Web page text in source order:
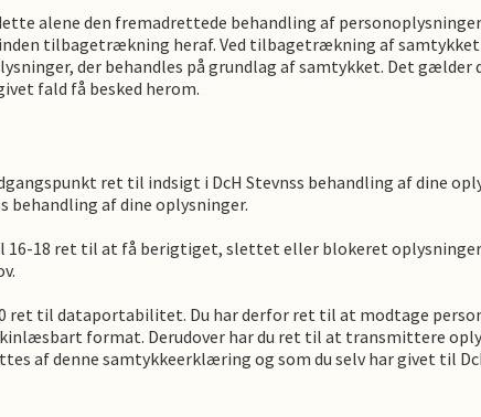
alene den fremadrettede behandling af
tilbagetrækning heraf. Ved tilbagetrækning af
der behandles på grundlag af samtykket. Det gælder
fald få besked herom.
ret til indsigt i DcH Stevnss behandling af dine
s behandling af dine oplysninger.
16-18 ret til at få berigtiget, slettet eller blokeret
ret til dataportabilitet. Du har derfor ret til at modtage
format. Derudover har du ret til at transmittere
af denne samtykkeerklæring og som du selv har givet til